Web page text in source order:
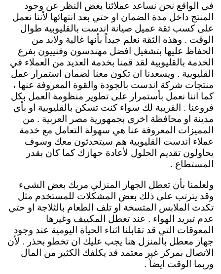
في الواقع نحن نساعد عملائنا بغض النظر عن وجود
المنتج داخل مدة الضمان او حتي بعد انتهائها لأننا نعمل
على كسب ثقة عميل صيانة اندست بالقليوبية طوال
الوقت . وهذه الثقة نعلم جيداً بأنها غالية ولابد من
الحفاظ عليها بتشغيل افضل مهندسون وفنييون بفرع
الخدمة بالقليوبية لقد قمنا بخدمة العديد من العملاء في
القليوبية . ويسعدنا ان تكون معنا لضمان استمرار عمل
منتجات شركة اندست بالجودة والقوة المعروفة عنها ،
كما اننا نعمل بأستمرار على تطوير منظومة العمل بكل
فروعنا . القريبة لك سواء كنت تسكن بالقليوبية او بأي
مدينة او محافظة اخرى بجمهورية مصر العربية . من
المميزات المعروفة عنا هي سهولة التعامل مع خدمة
عملاء اندست القليوبية هم سيتحدثون معك وسوف
يحاولون تقديم الحلول لأعادة جهازك كما كان بقدر
المستطاع .
ولعلمنا بأن تعطل الجهاز المنزلي مربك بعض الشيء
وقد يترتب على ذلك بعض المشكلات للمستخدم مثل
تكدث الملابس المتسخة او تلف الطعام بالثلاجة او حتي
عدم تبريد الهواء . عند تعطل المكييف وغيرها
المعوقات التي قد تقابلنا اثناء الحياة اليومية عند وجود
جهاز معطل بالمنزل هنا يجب عليك ان تخطو بحذر . لأن
الاتصال بمركز غير معتمد قد يكلفك الكثير من المال
وربما الوقت ايضاً .